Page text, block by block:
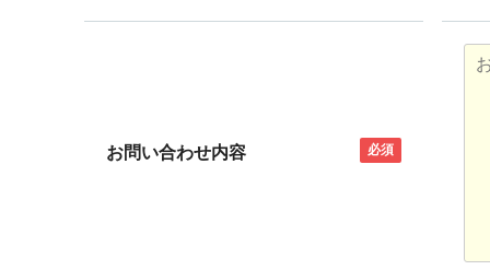
お問い合わせ内容 必須